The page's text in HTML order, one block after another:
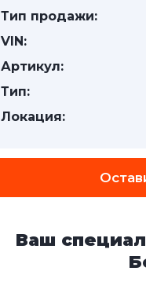
Тип продажи:
VIN:
Артикул:
Тип:
Локация:
Ваш